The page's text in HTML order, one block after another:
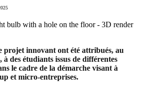
bulb with a hole on the floor - 3D render
projet innovant ont été attribués, au
à des étudiants issus de différentes
le cadre de la démarche visant à
et micro-entreprises.